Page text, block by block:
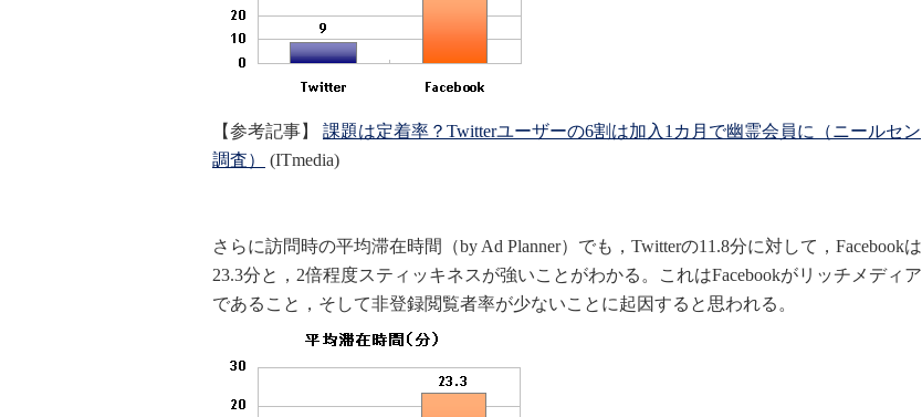
【参考記事】 課題は定着率？Twitterユーザーの6割は加入1カ月で幽霊会員に（ニールセン
調査）
(ITmedia)
さらに訪問時の平均滞在時間（by Ad Planner）でも，Twitterの11.8分に対して，Facebookは
23.3分と，2倍程度スティッキネスが強いことがわかる。これはFacebookがリッチメディア
であること，そして非登録閲覧者率が少ないことに起因すると思われる。